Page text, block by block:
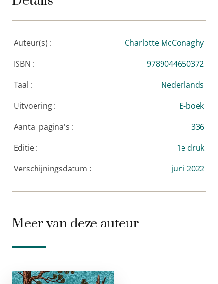
Auteur(s) :
Charlotte McConaghy
ISBN :
9789044650372
Taal :
Nederlands
Uitvoering :
E-boek
Aantal pagina's :
336
Editie :
1e druk
Verschijningsdatum :
juni 2022
Meer van deze auteur